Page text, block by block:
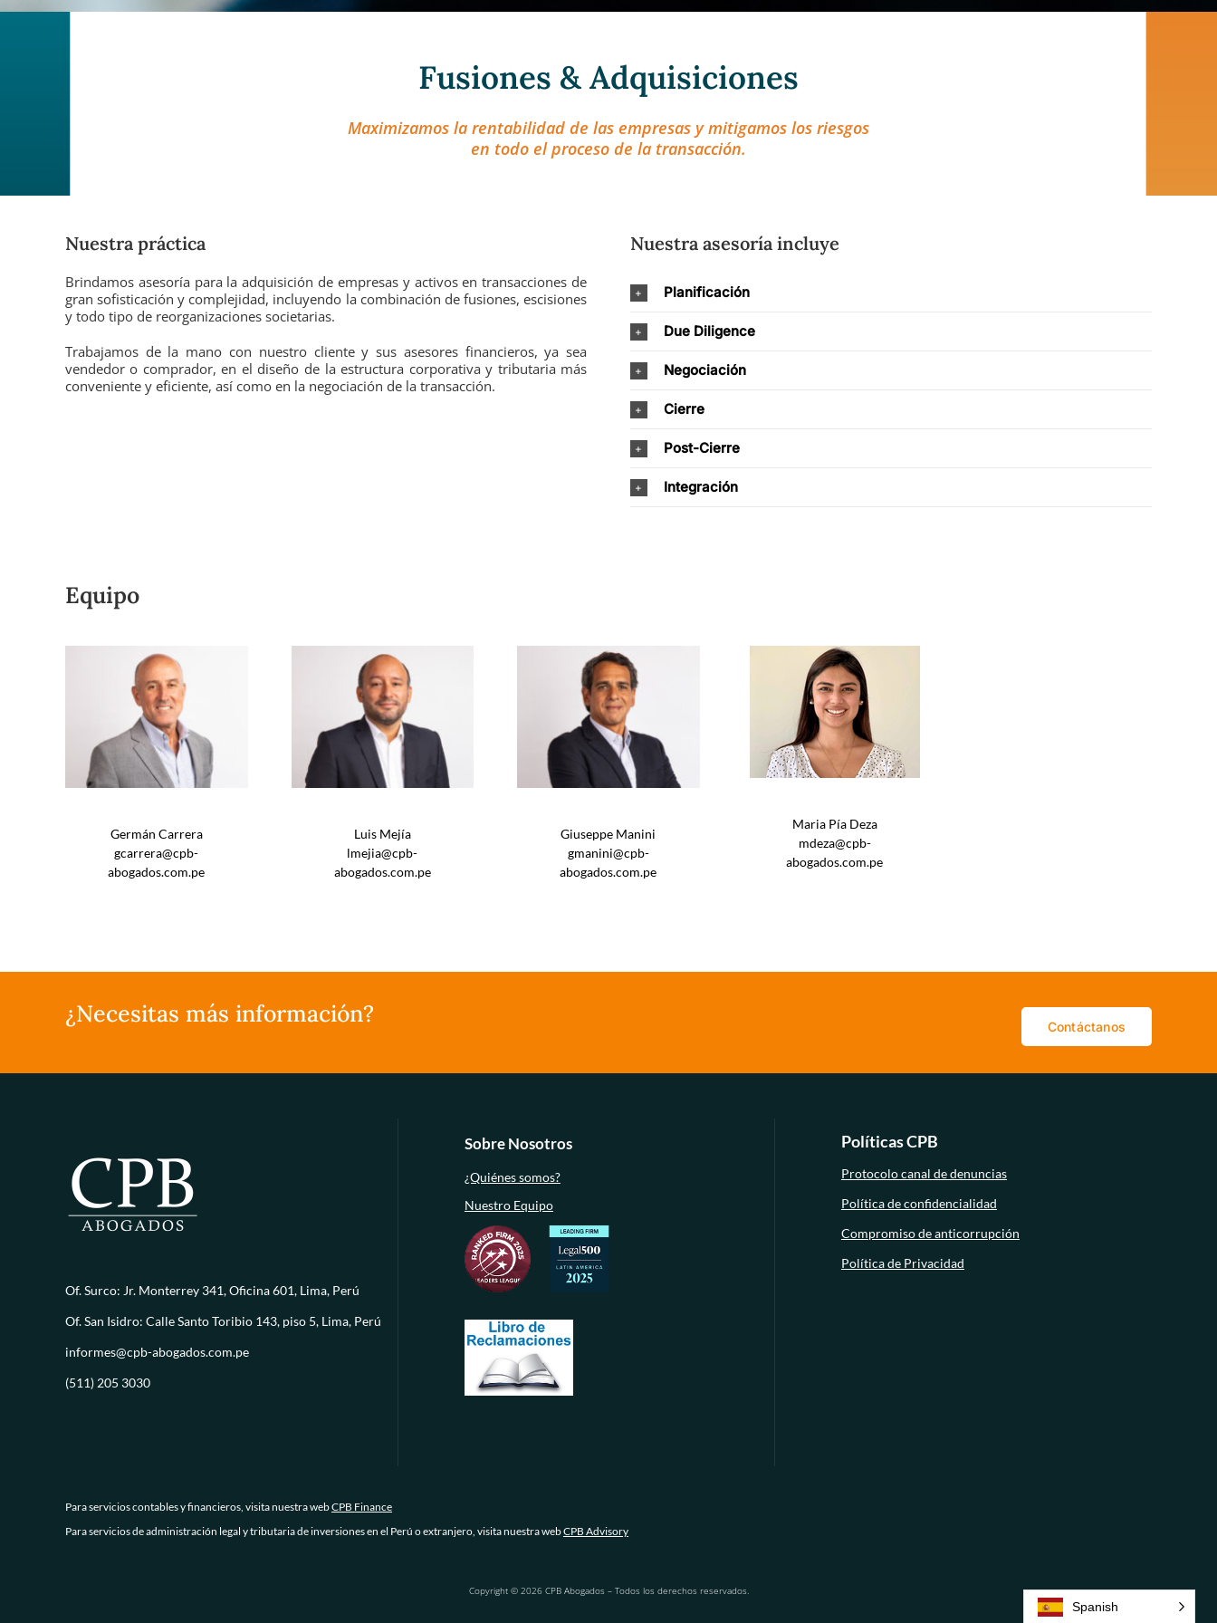
Fusiones & Adquisiciones
Maximizamos la rentabilidad de las empresas y mitigamos los riesgos
en todo el proceso de la transacción.
Nuestra práctica
Brindamos asesoría para la adquisición de empresas y activos en transacciones de
gran sofisticación y complejidad, incluyendo la combinación de fusiones, escisiones
y todo tipo de reorganizaciones societarias.
Trabajamos de la mano con nuestro cliente y sus asesores financieros, ya sea
vendedor o comprador, en el diseño de la estructura corporativa y tributaria más
conveniente y eficiente, así como en la negociación de la transacción.
Nuestra asesoría incluye
Planificación
Due Diligence
Negociación
Cierre
Post-Cierre
Integración
Equipo
Germán Carrera
gcarrera@cpb-
abogados.com.pe
Luis Mejía
lmejia@cpb-
abogados.com.pe
Giuseppe Manini
gmanini@cpb-
abogados.com.pe
Maria Pía Deza
mdeza@cpb-
abogados.com.pe
¿Necesitas más información? Contáctanos
Of. Surco: Jr. Monterrey 341, Oficina 601, Lima, Perú
Of. San Isidro: Calle Santo Toribio 143, piso 5, Lima, Perú
informes@cpb-abogados.com.pe
(511) 205 3030
Sobre Nosotros
¿Quiénes somos?
Nuestro Equipo
Políticas CPB
Protocolo canal de denuncias
Política de confidencialidad
Compromiso de anticorrupción
Política de Privacidad
Para servicios contables y financieros, visita nuestra webCPB Finance
Para servicios de administración legal y tributaria de inversiones en el Perú o extranjero, visita nuestra webCPB Advisory
Copyright © 2026 CPB Abogados – Todos los derechos reservados.
Spanish